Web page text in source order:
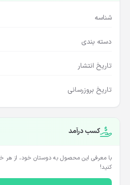
شناسه
دسته بندی
تاریخ انتشار
تاریخ بروزرسانی
کسب درآمد
کنید!